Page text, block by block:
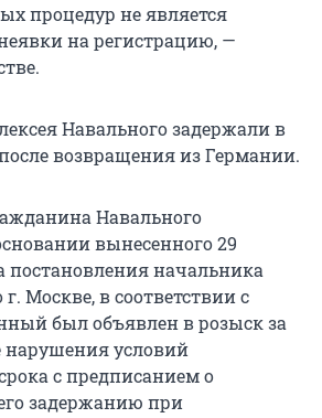
процедур не является
на регистрацию, —
Навального задержали в
возвращения из Германии.
Навального
вынесенного 29
постановления начальника
Москве, в соответствии с
был объявлен в розыск за
нарушения условий
с предписанием о
задержанию при